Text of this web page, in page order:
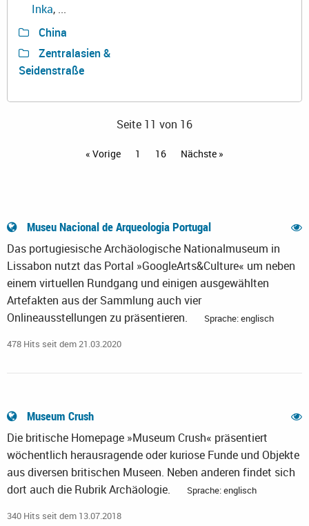
Inka, ...
China
Zentralasien &
Seidenstraße
Seite 11 von 16
« Vorige 1 16 Nächste »
Museu Nacional de Arqueologia Portugal
Das portugiesische Archäologische Nationalmuseum in
Lissabon nutzt das Portal »GoogleArts&Culture« um neben
einem virtuellen Rundgang und einigen ausgewählten
Artefakten aus der Sammlung auch vier
Onlineausstellungen zu präsentieren.
Sprache: englisch
478 Hits seit dem 21.03.2020
Museum Crush
Die britische Homepage »Museum Crush« präsentiert
wöchentlich herausragende oder kuriose Funde und Objekte
aus diversen britischen Museen. Neben anderen findet sich
dort auch die Rubrik Archäologie.
Sprache: englisch
340 Hits seit dem 13.07.2018